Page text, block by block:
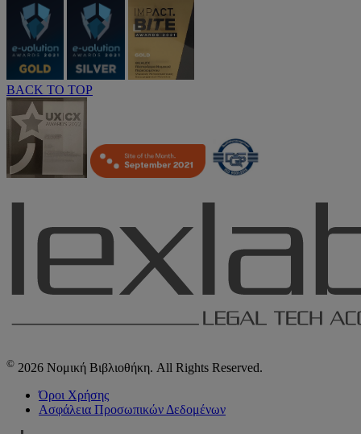
BACK TO TOP
© 2026 Νομική Βιβλιοθήκη. All Rights Reserved.
Όροι Χρήσης
Ασφάλεια Προσωπικών Δεδομένων